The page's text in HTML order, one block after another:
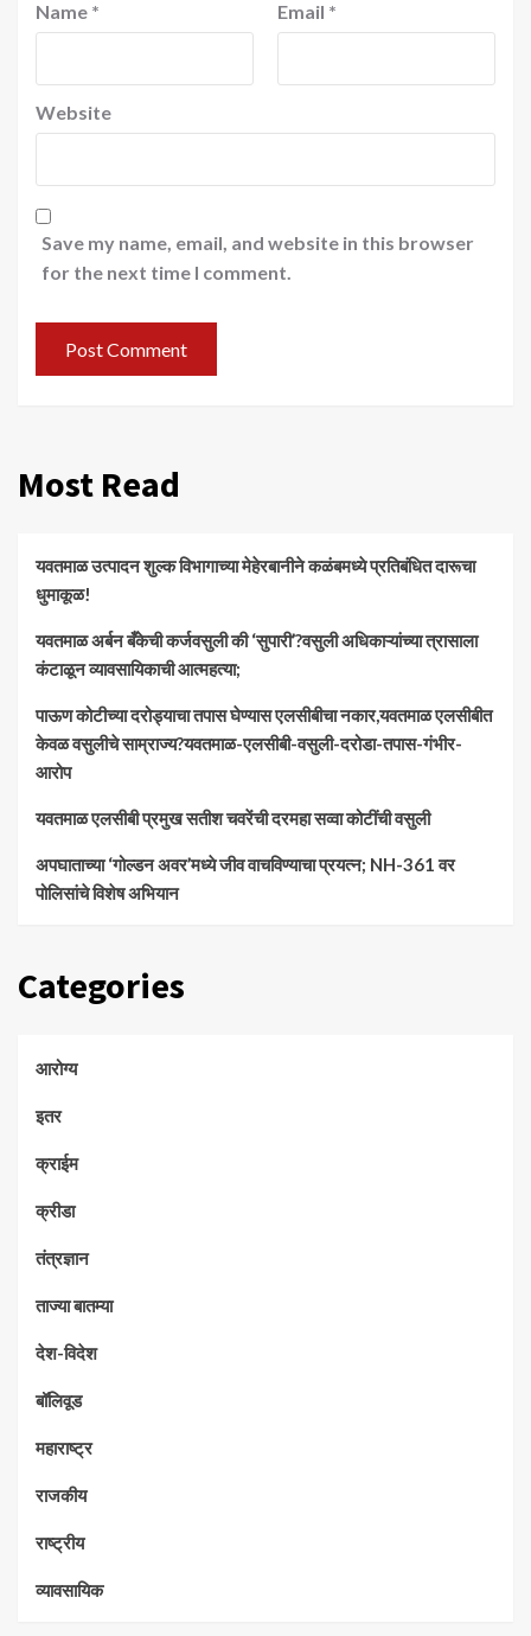
Name * Email *
Website
Save my name, email, and website in this browser
for the next time I comment.
Most Read
यवतमाळ उत्पादन शुल्क विभागाच्या मेहेरबानीने कळंबमध्ये प्रतिबंधित दारूचा
धुमाकूळ!
​यवतमाळ अर्बन बँकेची कर्जवसुली की ‘सुपारी’?वसुली अधिकाऱ्यांच्या त्रासाला
कंटाळून व्यावसायिकाची आत्महत्या;
पाऊण कोटीच्या दरोड्याचा तपास घेण्यास एलसीबीचा नकार,यवतमाळ एलसीबीत
केवळ वसुलीचे साम्राज्य?यवतमाळ-एलसीबी-वसुली-दरोडा-तपास-गंभीर-
आरोप
यवतमाळ एलसीबी प्रमुख सतीश चवरेंची दरमहा सव्वा कोटींची वसुली
अपघाताच्या ‘गोल्डन अवर’मध्ये जीव वाचविण्याचा प्रयत्न; NH-361 वर
पोलिसांचे विशेष अभियान
Categories
आरोग्य
इतर
क्राईम
क्रीडा
तंत्रज्ञान
ताज्या बातम्या
देश-विदेश
बॉलिवूड
महाराष्ट्र
राजकीय
राष्ट्रीय
व्यावसायिक